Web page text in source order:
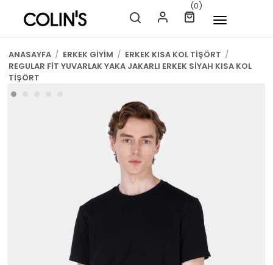
(0)
ANASAYFA / ERKEK GİYİM / ERKEK KISA KOL TİŞÖRT /
REGULAR FİT YUVARLAK YAKA JAKARLI ERKEK SİYAH KISA KOL
TİŞÖRT